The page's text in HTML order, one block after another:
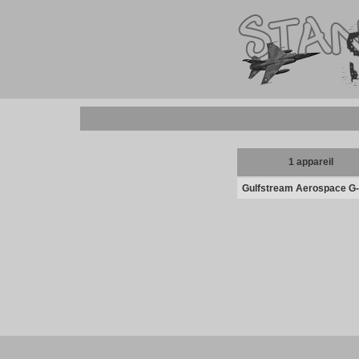
1 appareil
Gulfstream Aerospace